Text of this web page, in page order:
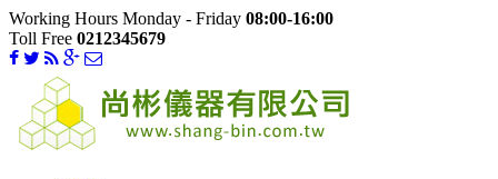
Working Hours Monday - Friday 08:00-16:00
Toll Free 0212345679